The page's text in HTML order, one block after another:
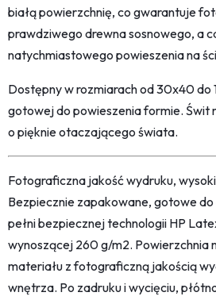
białą powierzchnię, co gwarantuje
prawdziwego drewna sosnowego, a
natychmiastowego powieszenia na
Dostępny w rozmiarach od 30x40 do
gotowej do powieszenia formie. Świt
o pięknie otaczającego świata.
Fotograficzna jakość wydruku,
Bezpiecznie zapakowane, gotowe
pełni bezpiecznej technologii HP
wynoszącej 260 g/m2. Powierzchnia
materiału z fotograficzną jakością
wnętrza. Po zadruku i wycięciu,